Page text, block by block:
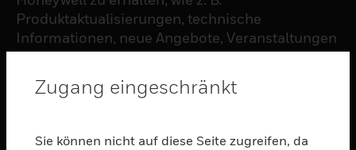
Produktaktualisierungen, technische
Informationen, neue Angebote, Veranstaltungen
und Neuigkeiten, Umfragen, Sonderangebote
Zugang eingeschränkt
Sie können nicht auf diese Seite zugreifen, da